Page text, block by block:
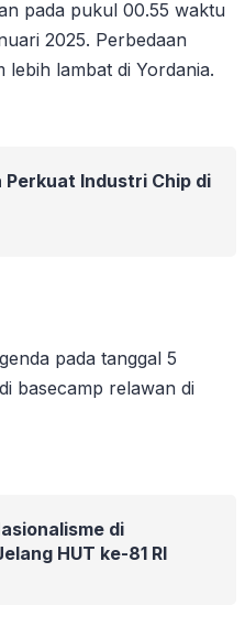
pada pukul 00.55 waktu
2025. Perbedaan
lambat di Yordania.
Perkuat Industri Chip di
pada tanggal 5
basecamp relawan di
di
HUT ke-81 RI